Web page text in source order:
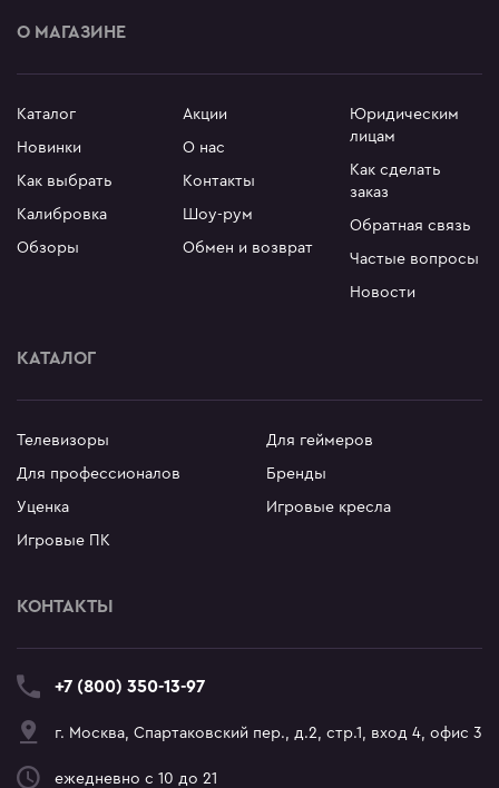
О МАГАЗИНЕ
Каталог
Новинки
Как выбрать
Калибровка
Обзоры
Акции
О нас
Контакты
Шоу-рум
Обмен и возврат
Юридическим
лицам
Как сделать
заказ
Обратная связь
Частые вопросы
Новости
КАТАЛОГ
Телевизоры
Для геймеров
Для профессионалов
Бренды
Уценка
Игровые кресла
Игровые ПК
КОНТАКТЫ
+7 (800) 350-13-97
г. Москва, Спартаковский пер., д.2, стр.1, вход 4, офис 3
ежедневно с 10 до 21